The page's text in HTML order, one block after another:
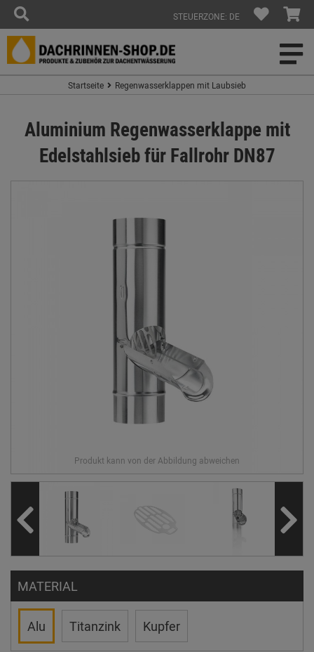
STEUERZONE: DE
Startseite Regenwasserklappen mit Laubsieb
Aluminium Regenwasserklappe mit
Edelstahlsieb für Fallrohr DN87
MATERIAL
Alu Titanzink Kupfer